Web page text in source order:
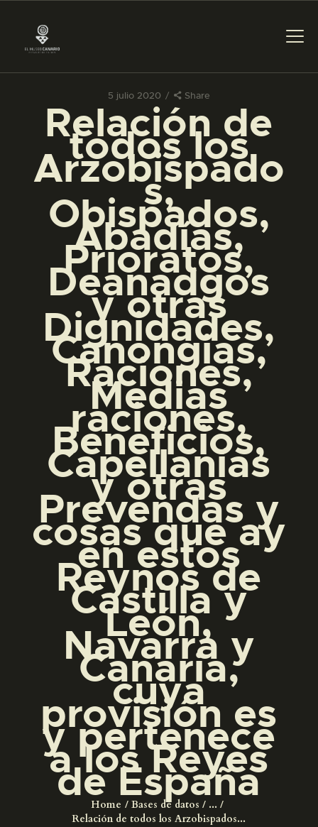
5 julio 2020 Share
Relación de
todos los
Arzobispado
s,
Obispados,
Abadías,
Prioratos,
Deanadgos
y otras
Dignidades,
Canongias,
Raciones,
Medias
raciones,
Beneficios,
Capellanías
y otras
Prevendas y
cosas que ay
en estos
Reynos de
Castilla y
León,
Navarra y
Canaria,
cuya
provisión es
y pertenece
a los Reyes
de España
Home Bases de datos
...
Relación de todos los Arzobispados...
PREPARAR LA VISITA
ACTIVIDADES
█
EL MUSEO
COLECCIONES
DIDÁCTICA
ESPAÑOL
PREPARAR LA VISITA
ACTIVIDADES
█
EL MUSEO
COLECCIONES
DIDÁCTICA
ESPAÑOL